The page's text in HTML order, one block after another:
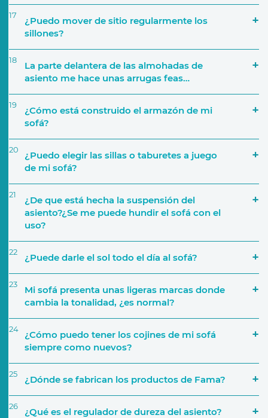
Colecciones de Telas
17
¿Puedo mover de sitio regularmente los
sillones?
18
La parte delantera de las almohadas de
asiento me hace unas arrugas feas…
19
¿Cómo está construido el armazón de mi
sofá?
20
¿Puedo elegir las sillas o taburetes a juego
de mi sofá?
21
¿De que está hecha la suspensión del
asiento?¿Se me puede hundir el sofá con el
uso?
22 ¿Puede darle el sol todo el día al sofá?
23
Mi sofá presenta unas ligeras marcas donde
cambia la tonalidad, ¿es normal?
24
¿Cómo puedo tener los cojines de mi sofá
siempre como nuevos?
25 ¿Dónde se fabrican los productos de Fama?
26
¿Qué es el regulador de dureza del asiento?